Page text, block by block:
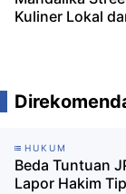
Kuliner Lokal
HUKUM
Beda Tuntuan
Lapor Hakim